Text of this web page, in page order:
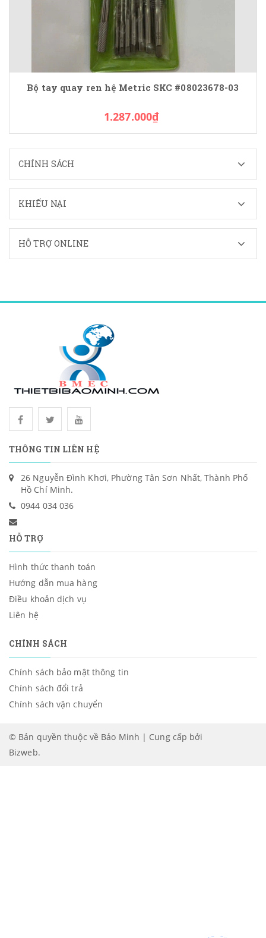
Bộ tay quay ren hệ Metric SKC #08023678-03
1.287.000₫
CHÍNH SÁCH
KHIẾU NẠI
HỖ TRỢ ONLINE
THÔNG TIN LIÊN HỆ
26 Nguyễn Đình Khơi, Phường Tân Sơn Nhất, Thành Phố
Hồ Chí Minh.
0944 034 036
HỖ TRỢ
Hình thức thanh toán
Hướng dẫn mua hàng
Điều khoản dịch vụ
Liên hệ
CHÍNH SÁCH
Chính sách bảo mật thông tin
Chính sách đổi trả
Chính sách vận chuyển
© Bản quyền thuộc về Bảo Minh | Cung cấp bởi
Bizweb.